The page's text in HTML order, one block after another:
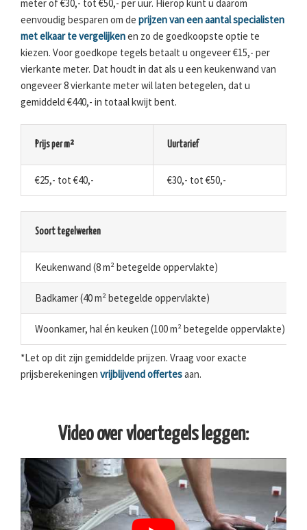
meter of €30,- tot €50,- per uur. Hierop kunt u daarom
eenvoudig besparen om de prijzen van een aantal specialisten
met elkaar te vergelijkenen zo de goedkoopste optie te
kiezen. Voor goedkope tegels betaalt u ongeveer €15,- per
vierkante meter. Dat houdt in dat als u een keukenwand van
ongeveer 8 vierkante meter wil laten betegelen, dat u
gemiddeld €440,- in totaal kwijt bent.
Prijs per m² Uurtarief
€25,- tot €40,- €30,- tot €50,-
Soort tegelwerken
Keukenwand (8 m² betegelde oppervlakte)
Badkamer (40 m² betegelde oppervlakte)
Woonkamer, hal én keuken (100 m² betegelde oppervlakte)
*Let op dit zijn gemiddelde prijzen. Vraag voor exacte
prijsberekeningen vrijblijvend offertesaan.
Video over vloertegels leggen: